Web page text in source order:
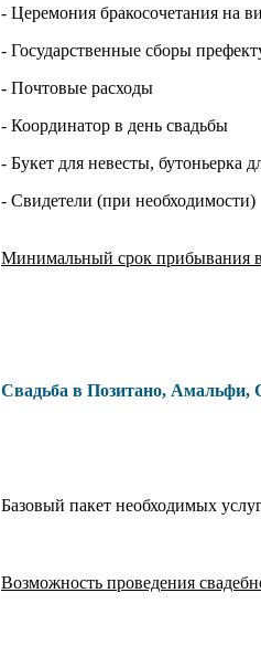
- Церемония бракосочетания на
- Государственные сборы
- Почтовые расходы
- Координатор в день свадьбы
- Букет для невесты, бутоньерка
- Свидетели (при необходимости)
Минимальный срок прибывания
Свадьба в Позитано, Амальфи,
Базовый пакет необходимых
Возможность проведения